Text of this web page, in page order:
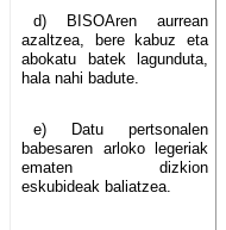
d) BISOAren aurrean
azaltzea, bere kabuz eta
abokatu batek lagunduta,
hala nahi badute.
e) Datu pertsonalen
babesaren arloko legeriak
ematen dizkion
eskubideak baliatzea.